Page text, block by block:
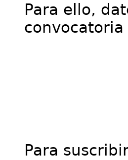
Para ello,
convocatoria
Para